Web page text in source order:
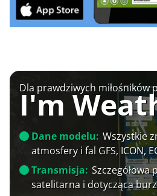
Dla prawdziwych miłośników
I'm
Dane modelu: Wszystkie
atmosfery i fal GFS, ICON,
Transmisja:
satelitarna i dotycząca burz